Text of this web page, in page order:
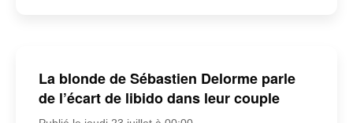
La blonde de Sébastien Delorme parle
de l’écart de libido dans leur couple